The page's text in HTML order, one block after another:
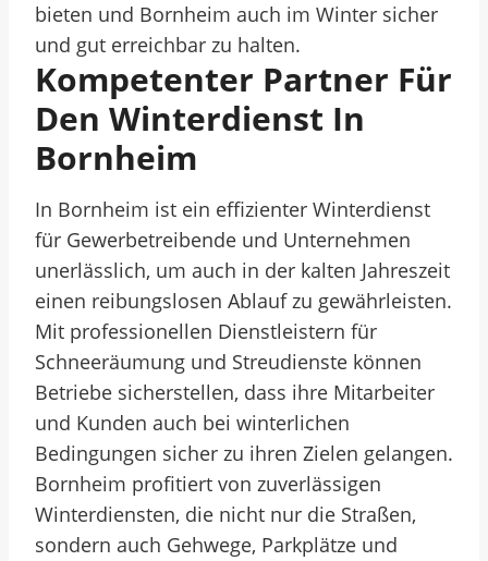
bieten und Bornheim auch im Winter sicher
und gut erreichbar zu halten.
Kompetenter Partner Für
Den Winterdienst In
Bornheim
In Bornheim ist ein effizienter Winterdienst
für Gewerbetreibende und Unternehmen
unerlässlich, um auch in der kalten Jahreszeit
einen reibungslosen Ablauf zu gewährleisten.
Mit professionellen Dienstleistern für
Schneeräumung und Streudienste können
Betriebe sicherstellen, dass ihre Mitarbeiter
und Kunden auch bei winterlichen
Bedingungen sicher zu ihren Zielen gelangen.
Bornheim profitiert von zuverlässigen
Winterdiensten, die nicht nur die Straßen,
sondern auch Gehwege, Parkplätze und